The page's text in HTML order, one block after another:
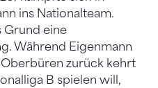
ins Nationalteam.
Grund eine
Während Eigenmann
zurück kehrt
B spielen will,